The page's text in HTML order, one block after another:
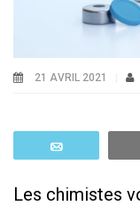
21 AVRIL 2021
Les chimistes